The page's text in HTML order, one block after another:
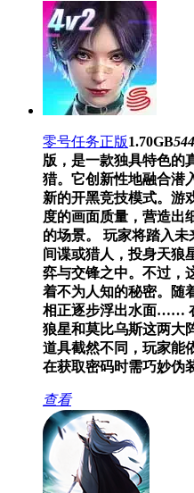
零号任务正版1.70GB
版，是一款独具特色的
猎。它创新性地融合潜
新的开黑竞技模式。游
度的画面质量，营造出
的场景。 玩家将踏入
间谍或猎人，投身天狼
弈与交锋之中。不过，
着不为人知的秘密。随
相正逐步浮出水面……
狼星和莫比乌斯这两大
道具截然不同，玩家能
在获取密码时需巧妙伪
查看